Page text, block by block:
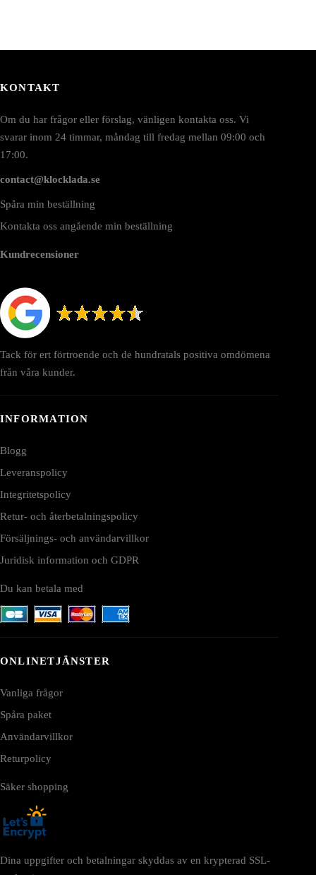
KONTAKT
Om du har frågor eller förslag, vänligen kontakta oss. Vi
svarar inom 24 timmar, måndag till fredag mellan 09:00 och
17:00.
contact@klocklada.se
Spåra min beställning
Kontakta oss angående min beställning
Kundrecensioner
Tack för ert förtroende och de hundratals positiva omdömena
från våra kunder.
INFORMATION
Blogg
Leveranspolicy
Integritetspolicy
Retur- och återbetalningspolicy
Försäljnings- och användarvillkor
Juridisk information och GDPR
Du kan betala med
ONLINETJÄNSTER
Vanliga frågor
Spåra paket
Användarvillkor
Returpolicy
Säker shopping
Dina uppgifter och betalningar skyddas av en krypterad SSL-